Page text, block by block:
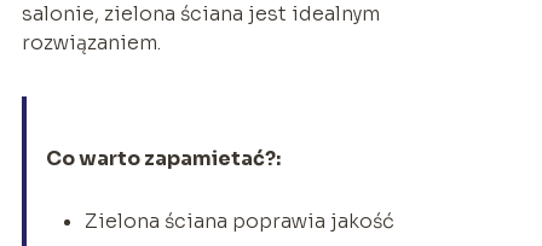
salonie, zielona ściana jest idealnym
rozwiązaniem.
Co warto zapamietać?:
Zielona ściana poprawia jakość